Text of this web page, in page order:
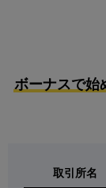
ボーナスで始
取引所名